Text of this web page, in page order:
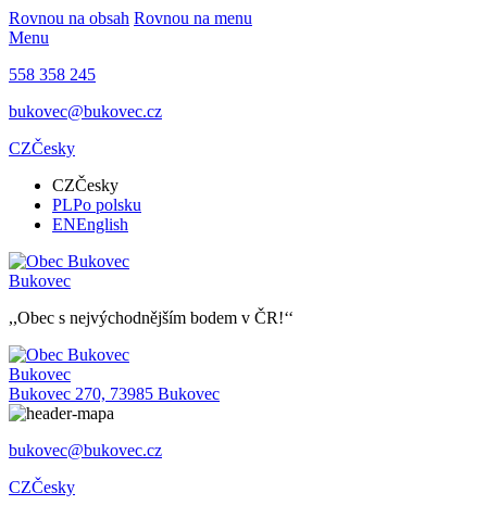
Rovnou na obsah Rovnou na menu
Menu
558 358 245
bukovec@bukovec.cz
CZČesky
CZČesky
PLPo polsku
ENEnglish
Bukovec
,,Obec s nejvýchodnějším bodem v ČR!‘‘
Bukovec
Bukovec 270, 73985 Bukovec
bukovec@bukovec.cz
CZČesky